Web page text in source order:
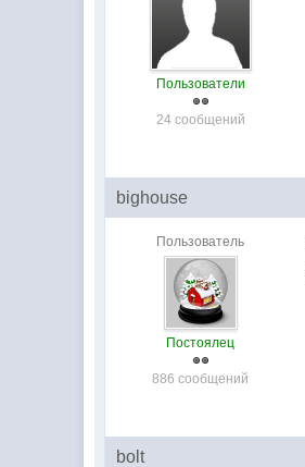
Пользователи
24 сообщений
bighouse
Пользователь
Постоялец
886 сообщений
bolt